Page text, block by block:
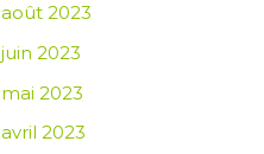
août 2023
juin 2023
mai 2023
avril 2023